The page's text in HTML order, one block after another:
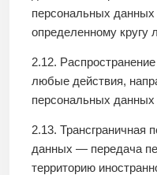
персональных
определенному кругу
2.12.
любые действия,
персональных данных
2.13. Трансграничная
данных — передача
территорию